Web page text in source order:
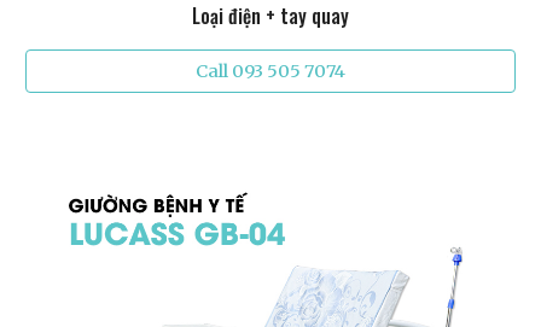
Loại điện + tay quay
Call 093 505 7074